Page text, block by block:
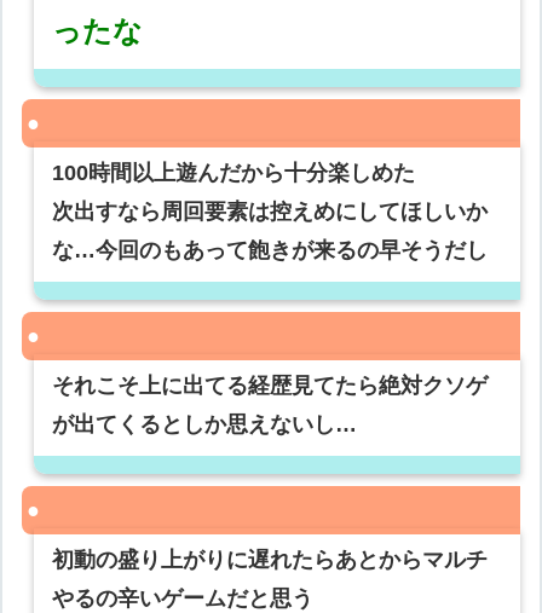
ったな
100時間以上遊んだから十分楽しめた
次出すなら周回要素は控えめにしてほしいか
な…今回のもあって飽きが来るの早そうだし
それこそ上に出てる経歴見てたら絶対クソゲ
が出てくるとしか思えないし…
初動の盛り上がりに遅れたらあとからマルチ
やるの辛いゲームだと思う